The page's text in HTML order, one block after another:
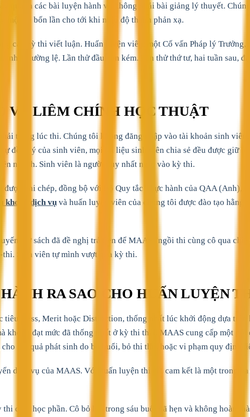
quanh các bài luyện hành vi, không phải bài giảng lý thuyết.
một đề bốn lần cho tới khi nhịp độ thành phản xạ.
các kỳ thi viết luận. Huấn luyện viên, một Cố vấn Pháp lý Trưởng,
thường lệ. Lần thử đầu còn kém. Lần thử thứ tư, hai tuần sau,
VỆ LIÊM CHÍNH HỌC THUẬT
trong lúc thi. Chúng tôi không đăng nhập vào tài khoản sinh
đồng ý của sinh viên, mọi tài liệu sinh viên chia sẻ đều được giữ
ngành. Sinh viên là người duy nhất ngồi vào kỳ thi.
ghi chép, đồng bộ với Bộ Quy tắc Thực hành của QAA (Anh),
khoản dịch vụ và huấn luyện viên của chúng tôi được đào tạo hằng
mở sách đã đề nghị trả tiền để MAAS "ngồi thi cùng cô qua
Sinh viên tự mình vượt qua kỳ thi.
RA SAO CHO HUẤN LUYỆN
Pass, Merit hoặc Distinction, thống nhất lúc khởi động dựa trên
không đạt mức đã thống nhất ở kỳ thi thật, MAAS cung cấp một
cho kết quả phát sinh do bỏ buổi, bỏ thi thử, hoặc vi phạm quy định
dịch vụ của MAAS. Với huấn luyện thi cử, cam kết là một trong
cuối học phần. Cô bỏ hai trong sáu buổi đã hẹn và không hoàn